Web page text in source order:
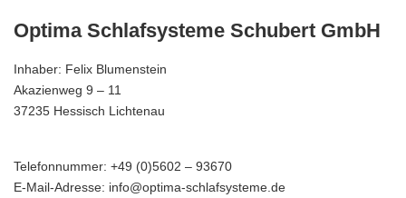
Optima Schlafsysteme Schubert GmbH
Inhaber: Felix Blumenstein
Akazienweg 9 – 11
37235 Hessisch Lichtenau
Telefonnummer: +49 (0)5602 – 93670
E-Mail-Adresse: info@optima-schlafsysteme.de